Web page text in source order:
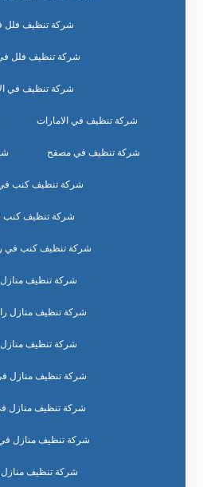
شركة تنظيف فلل
شركة تنظيف فلل
شركة تنظيف في
شركة تنظيف في الامارات
شركة تنظيف في مصفح
شركة تنظيف كنب
شركة تنظيف كنب
شركة تنظيف كنب في
شركة تنظيف
شركة تنظيف منازل
شركة تنظيف
شركة تنظيف منازل
شركة تنظيف منازل
شركة تنظيف منازل في
شركة تنظيف